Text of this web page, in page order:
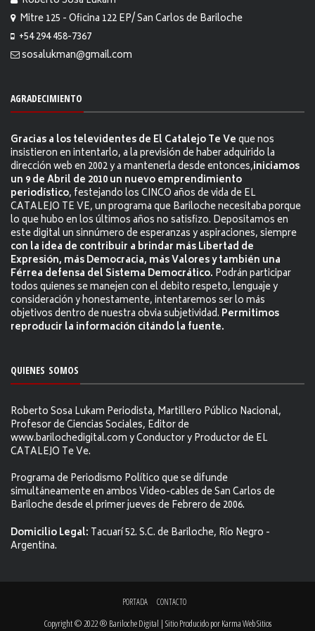
Mitre 125 - Oficina 122 EP/ San Carlos de Bariloche
+54 294 458-7367
sosalukman@gmail.com
AGRADECIMIENTO
Gracias a los televidentes de El Catalejo Te Veque nos
insistieron en intentarlo, a la previsión de haber adquirido la
dirección web en 2002 y a mantenerla desde entonces,iniciamos
un 9 de Abril de 2010 un nuevo emprendimiento
periodístico, festejando los CINCO años de vida de EL
CATALEJO TE VE, un programa que Bariloche necesitaba porque
lo que hubo en los últimos años no satisfizo. Depositamos en
este digital un sinnúmero de esperanzas y aspiraciones, siempre
con la idea de contribuir a brindar más Libertad de
Expresión, más Democracia, más Valores y también una
Férrea defensa del Sistema Democrático. Podrán participar
todos quienes se manejen con el debito respeto, lenguaje y
consideración y honestamente, intentaremos ser lo más
objetivos dentro de nuestra obvia subjetividad. Permitimos
reproducir la información citándo la fuente.
QUIENES SOMOS
Roberto Sosa Lukam Periodista, Martillero Público Nacional,
Profesor de Ciencias Sociales, Editor de
www.barilochedigital.com y Conductor y Productor de EL
CATALEJO Te Ve.
Programa de Periodismo Político que se difunde
simultáneamente en ambos Video-cables de San Carlos de
Bariloche desde el primer jueves de Febrero de 2006.
Domicilio Legal: Tacuarí 52. S.C. de Bariloche, Río Negro -
Argentina.
PORTADA CONTACTO
Copyright © 2022 ® Bariloche Digital | Sitio Producido porKarma Web Sitios